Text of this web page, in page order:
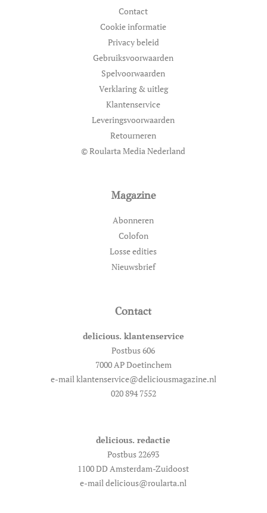
Contact
Cookie informatie
Privacy beleid
Gebruiksvoorwaarden
Spelvoorwaarden
Verklaring & uitleg
Klantenservice
Leveringsvoorwaarden
Retourneren
© Roularta Media Nederland
Magazine
Abonneren
Colofon
Losse edities
Nieuwsbrief
Contact
delicious. klantenservice
Postbus 606
7000 AP Doetinchem
e-mail klantenservice@deliciousmagazine.nl
020 894 7552
delicious. redactie
Postbus 22693
1100 DD Amsterdam-Zuidoost
e-mail delicious@roularta.nl